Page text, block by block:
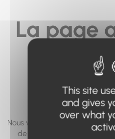
La page
vous
pas...
Nous vous invitons à utiliser le
de page, ou à utiliser le
This site
and gives
over what